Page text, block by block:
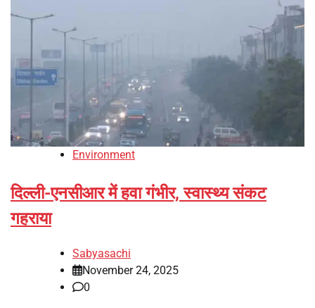
Environment
दिल्ली-एनसीआर में हवा गंभीर, स्वास्थ्य संकट
गहराया
Sabyasachi
November 24, 2025
0